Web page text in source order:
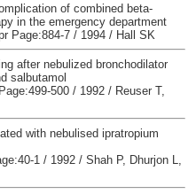
of combined beta-
in the emergency department
Page:884-7 / 1994 / Hall SK
after nebulized bronchodilator
salbutamol
500 / 1992 / Reuser T,
with nebulised ipratropium
1 / 1992 / Shah P, Dhurjon L,